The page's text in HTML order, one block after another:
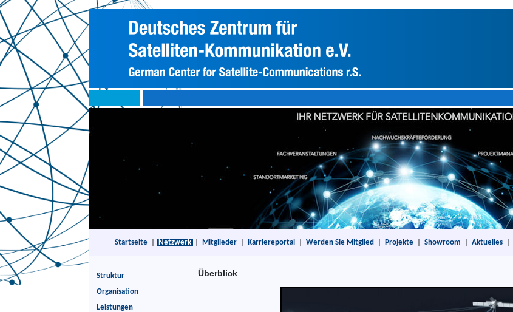
Startseite Netzwerk Mitglieder Karriereportal Werden Sie Mitglied Projekte Showroom Aktuelles
Struktur
Organisation
Leistungen
Überblick